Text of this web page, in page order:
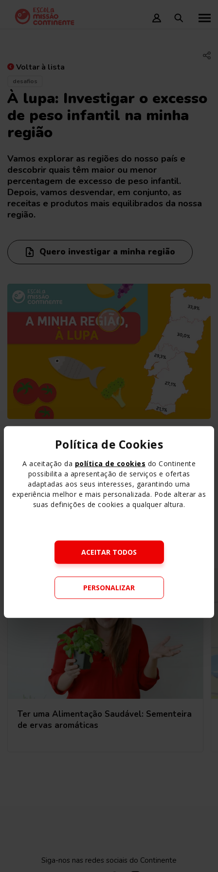
Política de Cookies
A aceitação da política de cookies do Continente
possibilita a apresentação de serviços e ofertas
adaptadas aos seus interesses, garantindo uma
experiência melhor e mais personalizada. Pode alterar as
suas definições de cookies a qualquer altura.
ACEITAR TODOS
PERSONALIZAR
Voltar à lista
desafios
À lupa: Investigar o excesso
de peso infantil na minha
região
Vamos explorar as regiões do nosso país e
descobrir quais têm maior ou menor
percentagem de excesso de peso infantil.
Depois, vamos desvendar, em conjunto, as
receitas e produtos mais equilibrados da nossa
região.
Quero investigar a minha região
Ter uma Alimentação Saudável: Sementeira
de ervas aromáticas
Siga-nos nas redes sociais do Continente